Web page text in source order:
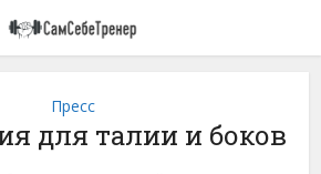
Пресс
для талии и боков